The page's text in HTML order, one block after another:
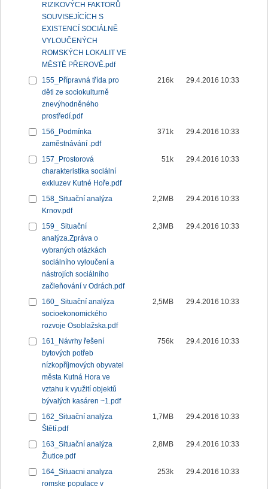
RIZIKOVÝCH FAKTORŮ
SOUVISEJÍCÍCH S
EXISTENCÍ SOCIÁLNĚ
VYLOUČENÝCH
ROMSKÝCH LOKALIT VE
MĚSTĚ PŘEROVĚ.pdf
155_Přípravná třída pro
děti ze sociokulturně
znevýhodněného
prostředí.pdf
216k 29.4.2016 10:33
156_Podmínka
zaměstnávání .pdf
371k 29.4.2016 10:33
157_Prostorová
charakteristika sociální
exkluzev Kutné Hoře.pdf
51k 29.4.2016 10:33
158_Situační analýza
Krnov.pdf
2,2MB 29.4.2016 10:33
159_ Situační
analýza.Zpráva o
vybraných otázkách
sociálního vyloučení a
nástrojích sociálního
začleňování v Odrách.pdf
2,3MB 29.4.2016 10:33
160_ Situační analýza
socioekonomického
rozvoje Osoblažska.pdf
2,5MB 29.4.2016 10:33
161_Návrhy řešení
bytových potřeb
nízkopříjmových obyvatel
města Kutná Hora ve
vztahu k využití objektů
bývalých kasáren ~1.pdf
756k 29.4.2016 10:33
162_Situační analýza
Štětí.pdf
1,7MB 29.4.2016 10:33
163_Situační analýza
Žlutice.pdf
2,8MB 29.4.2016 10:33
164_Situacni analyza
romske populace v
253k 29.4.2016 10:33